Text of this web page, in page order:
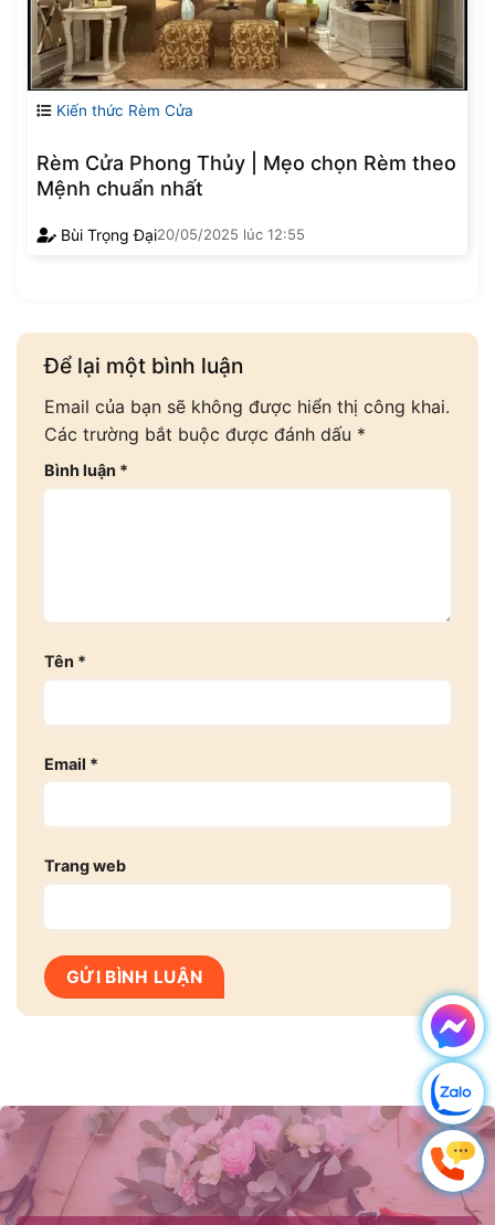
Kiến thức Rèm Cửa
Rèm Cửa Phong Thủy | Mẹo chọn Rèm theo
Mệnh chuẩn nhất
Bùi Trọng Đại20/05/2025 lúc 12:55
Để lại một bình luận
Email của bạn sẽ không được hiển thị công khai.
Các trường bắt buộc được đánh dấu *
Bình luận *
Tên *
Email *
Trang web